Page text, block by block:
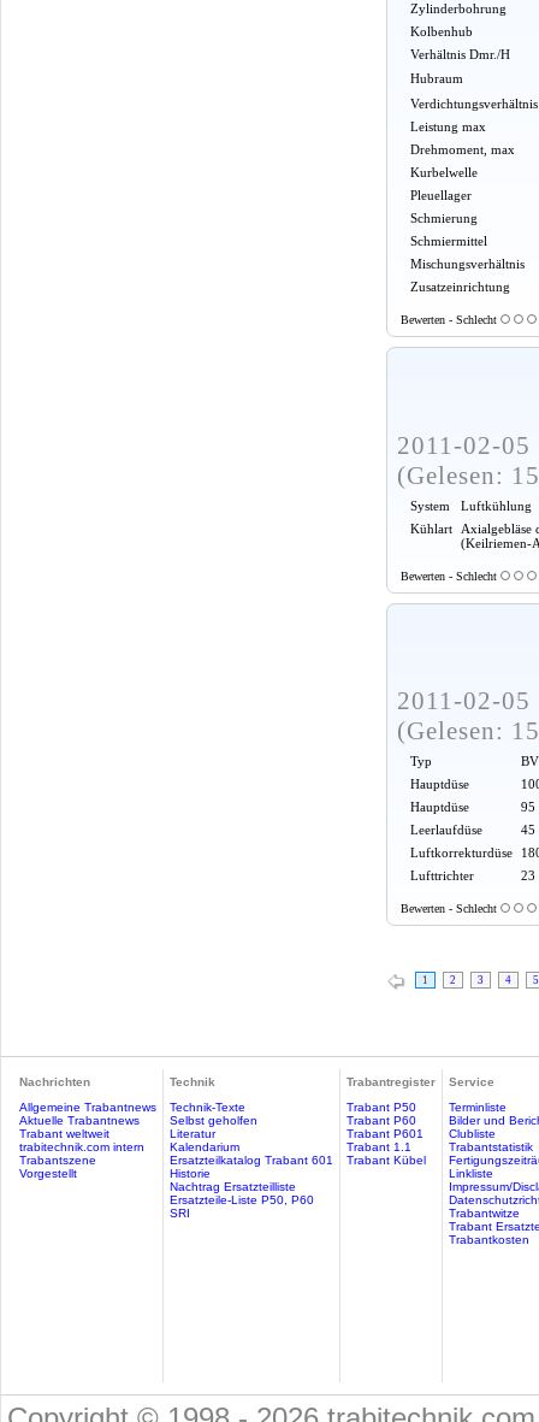
Zylinderbohrung
Kolbenhub
Verhältnis Dmr./H
Hubraum
Verdichtungsverhältnis
Leistung max
Drehmoment, max
Kurbelwelle
Pleuellager
Schmierung
Schmiermittel
Mischungsverhältnis
Zusatzeinrichtung
Bewerten - Schlecht
2011-02-
(Gelesen:
System
Luftkühlung
Kühlart
Axialgebläse
(Keilriemen-
Bewerten - Schlecht
2011-02-
(Gelesen:
Typ
Hauptdüse
Hauptdüse
95
Leerlaufdüse
45
Luftkorrekturdüse
Lufttrichter
23
Bewerten - Schlecht
1 2 3 4 5
Nachrichten
Allgemeine Trabantnews
Aktuelle Trabantnews
Trabant weltweit
trabitechnik.com intern
Trabantszene
Vorgestellt
Technik
Technik-Texte
Selbst geholfen
Literatur
Kalendarium
Ersatzteilkatalog Trabant 601
Historie
Nachtrag Ersatzteilliste
Ersatzteile-Liste P50, P60
SRI
Trabantregister
Trabant P50
Trabant P60
Trabant P601
Trabant 1.1
Trabant Kübel
Service
Terminliste
Bilder und
Clubliste
Trabantstatistik
Linkliste
Impressum/
Trabantwitze
Trabant
Trabantkosten